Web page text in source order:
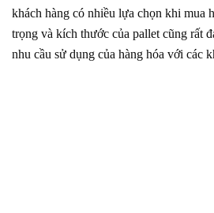
khách hàng có nhiều lựa chọn khi mua
trọng và kích thước của pallet cũng rất
nhu cầu sử dụng của hàng hóa với các